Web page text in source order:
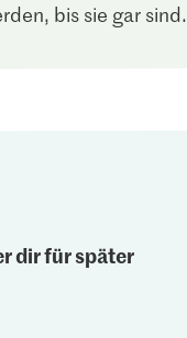
bis sie gar sind.
dir für später